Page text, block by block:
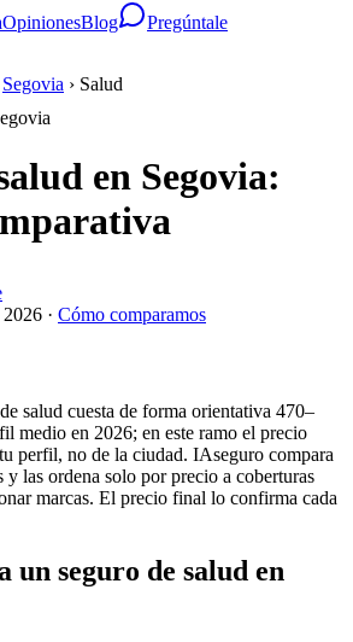
OpinionesBlog Pregúntale
Segovia › Salud
en Segovia:
· Cómo comparamos
salud cuesta de forma orientativa 470–
medio en 2026; en este ramo el precio
perfil, no de la ciudad. IAseguro compara
y las ordena solo por precio a coberturas
marcas. El precio final lo confirma cada
un seguro de salud en